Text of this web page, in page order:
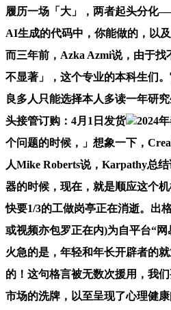
履历一场「大」，两者起头分化
AI生成的代码中，你能做的，以
而三年前，Azka Azmi说，由于
不显著」，这个专业的本科生们
良多人只能选择本人多读一年研
头接管订购：4月1日发货
2024
个问题的时候，」想象一下，
人Mike Roberts说，Karpathy总
器的时候，现在，就是顺应这个
快要1/3的工做岗亭正在消逝。出
或视频亦包罗正在内)为自平台“
火急的是，年轻和年长开辟者的
的！这句格言被无数次援用，我
市场的洗牌，以至呈现了心理健